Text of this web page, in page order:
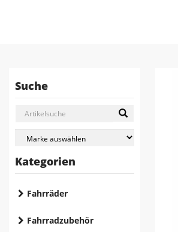
Suche
Kategorien
Fahrräder
Fahrradzubehör